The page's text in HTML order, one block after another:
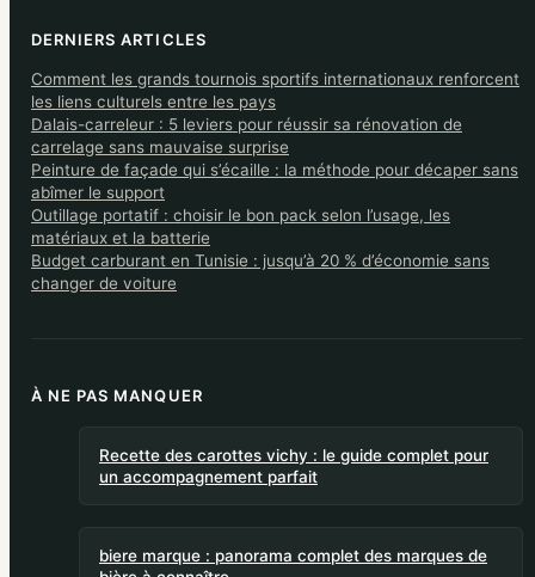
DERNIERS ARTICLES
Comment les grands tournois sportifs internationaux renforcent
les liens culturels entre les pays
Dalais-carreleur : 5 leviers pour réussir sa rénovation de
carrelage sans mauvaise surprise
Peinture de façade qui s’écaille : la méthode pour décaper sans
abîmer le support
Outillage portatif : choisir le bon pack selon l’usage, les
matériaux et la batterie
Budget carburant en Tunisie : jusqu’à 20 % d’économie sans
changer de voiture
À NE PAS MANQUER
Recette des carottes vichy : le guide complet pour
un accompagnement parfait
biere marque : panorama complet des marques de